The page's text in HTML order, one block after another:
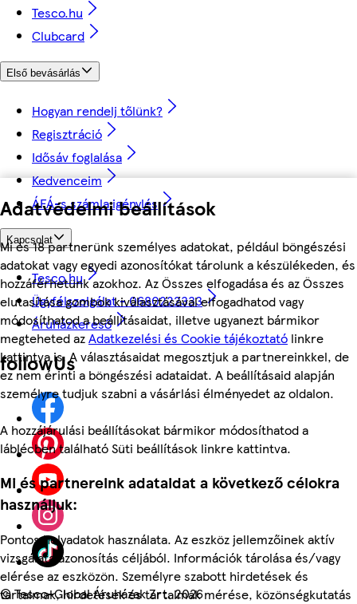
Adatvédelmi beállítások
Mi és 18 partnerünk személyes adatokat, például böngészési
adatokat vagy egyedi azonosítókat tárolunk a készülékeden, és
hozzáférhetünk azokhoz. Az Összes elfogadása és az Összes
elutasítása gombok kiválasztásával elfogadhatod vagy
módosíthatod a beállításaidat, illetve ugyanezt bármikor
megteheted azAdatkezelési és Cookie tájékoztató linkre
kattintva is. A választásaidat megosztjuk a partnereinkkel, de
ez nem érinti a böngészési adataidat. A beállításaid alapján
személyre tudjuk szabni a vásárlási élményedet az oldalon.
A hozzájárulási beállításokat bármikor módosíthatod a
láblécben található Süti beállítások linkre kattintva.
Mi és partnereink adataidat a következő célokra
használjuk:
Pontos helyadatok használata. Az eszköz jellemzőinek aktív
vizsgálata azonosítás céljából. Információk tárolása és/vagy
elérése az eszközön. Személyre szabott hirdetések és
tartalmak, hirdetések és tartalmak mérése, közönségkutatás
Tesco.hu
Clubcard
Első bevásárlás
Hogyan rendelj tőlünk?
Regisztráció
Idősáv foglalása
Kedvenceim
ÁFÁ-s számla igénylés
Kapcsolat
Tesco.hu
Ügyfélszolgálat - 0680222333
Áruházkereső
followUs
©Tesco-Global Áruházak Zrt. 2026